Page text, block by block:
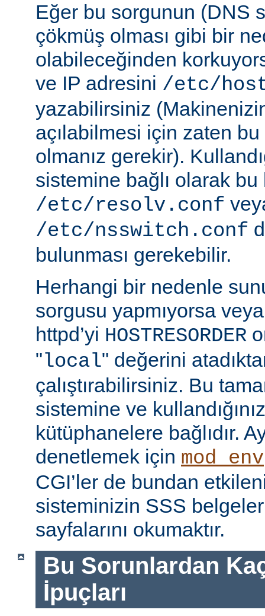
Eğer bu sorgunun (DNS
çökmüş olması gibi bir
olabileceğinden
ve IP adresini /etc/
yazabilirsiniz
açılabilmesi için zaten bu
olmanız gerekir).
sistemine bağlı olarak bu
/etc/resolv.conf
/etc/nsswitch.conf
bulunması gerekebilir.
Herhangi bir nedenle
sorgusu yapmıyorsa
httpd’yi HOSTRESORDER
" local" değerini
çalıştırabilirsiniz. Bu
sistemine ve
kütüphanelere bağlıdır.
denetlemek için mod_env
CGI’ler de bundan
sisteminizin SSS
sayfalarını okumaktır.
Bu Sorunlardan
İpuçları